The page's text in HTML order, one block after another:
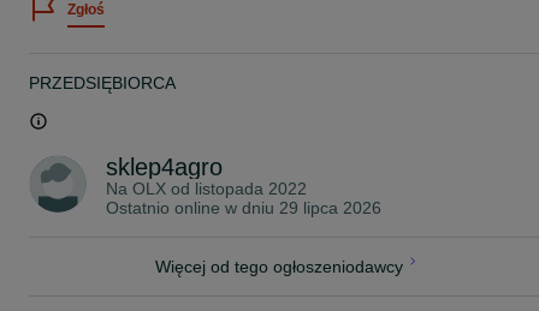
Oferujemy również dostawę do klienta
Godziny pracy: pn. – pt. 7:00 – 21:00; sob. 8:00-18:00
Zgłoś
PRZEDSIĘBIORCA
sklep4agro
Na OLX od listopada 2022
Ostatnio online w dniu 29 lipca 2026
Więcej od tego ogłoszeniodawcy